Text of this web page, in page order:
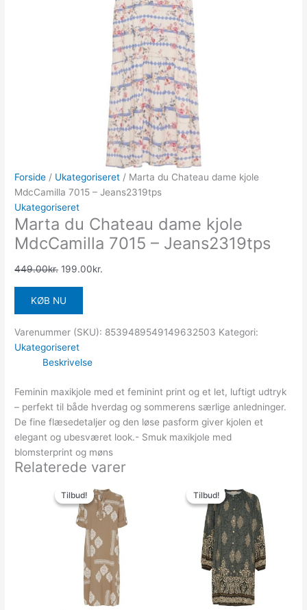
Forside / Ukategoriseret / Marta du Chateau dame kjole
MdcCamilla 7015 – Jeans2319tps
Ukategoriseret
Marta du Chateau dame kjole
MdcCamilla 7015 – Jeans2319tps
449.00kr. 199.00kr.
KØB NU
Varenummer (SKU): 8539489549149632503 Kategori:
Ukategoriseret
Beskrivelse
Feminin maxikjole med et feminint print og et let, luftigt udtryk
– perfekt til både hverdag og sommerens særlige anledninger.
De fine flæsedetaljer og den løse pasform giver kjolen et
elegant og ubesværet look.- Smuk maxikjole med
blomsterprint og møns
Relaterede varer
Tilbud!
Tilbud!
oprindelige
pris
var:
399.00kr..
pris
er:
199.50kr..
Tilbud!
Tilbud!
oprindelige
pris
var:
499.00kr..
pris
er:
150.00kr..